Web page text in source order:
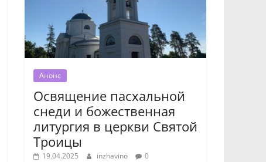
Анонс
Освящение пасхальной
снеди и божественная
литургия в церкви Святой
Троицы
19.04.2025 inzhavino 0